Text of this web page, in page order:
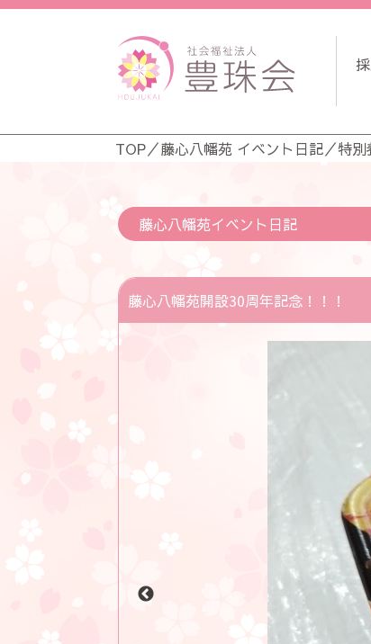
TOP／藤心八幡苑 イベント日記／特別
藤心八幡苑イベント日記
藤心八幡苑開設30周年記念！！！